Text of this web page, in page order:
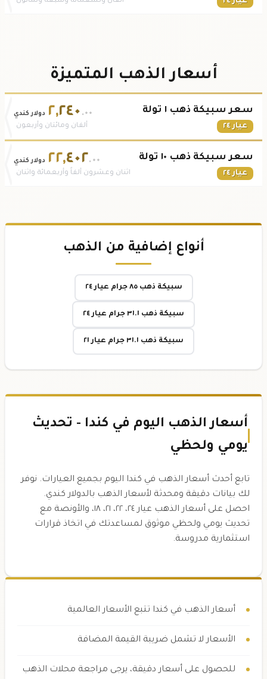
أسعار الذهب المتميزة
سعر سبيكة ذهب ١ تولة
عيار ٢٤
٢,٢٤٠ .٠٠ دولار كندي
ألفان ومائتان وأربعون
سعر سبيكة ذهب ١٠ تولة
عيار ٢٤
٢٢,٤٠٢.٠٠ دولار كندي
اثنان وعشرون ألفاً وأربعمائة واثنان
أنواع إضافية من الذهب
سبيكة ذهب ٨٥ جرام عيار ٢٤
سبيكة ذهب ٣١.١ جرام عيار ٢٤
سبيكة ذهب ٣١.١ جرام عيار ٢١
أسعار الذهب اليوم في كندا - تحديث
يومي ولحظي
تابع أحدث أسعار الذهب في كندا اليوم بجميع العيارات. نوفر
لك بيانات دقيقة ومحدثة لأسعار الذهب بالدولار كندي.
احصل على أسعار الذهب عيار ٢٤، ٢٢، ٢١، ١٨، والأونصة مع
تحديث يومي ولحظي موثوق لمساعدتك في اتخاذ قرارات
استثمارية مدروسة.
أسعار الذهب في كندا تتبع الأسعار العالمية
الأسعار لا تشمل ضريبة القيمة المضافة
للحصول على أسعار دقيقة، يرجى مراجعة محلات الذهب